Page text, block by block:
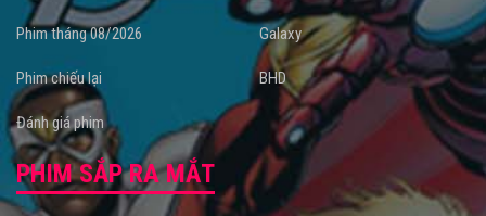
Phim tháng 08/2026
Phim chiếu lại
Đánh giá phim
Galaxy
BHD
PHIM SẮP RA MẮT